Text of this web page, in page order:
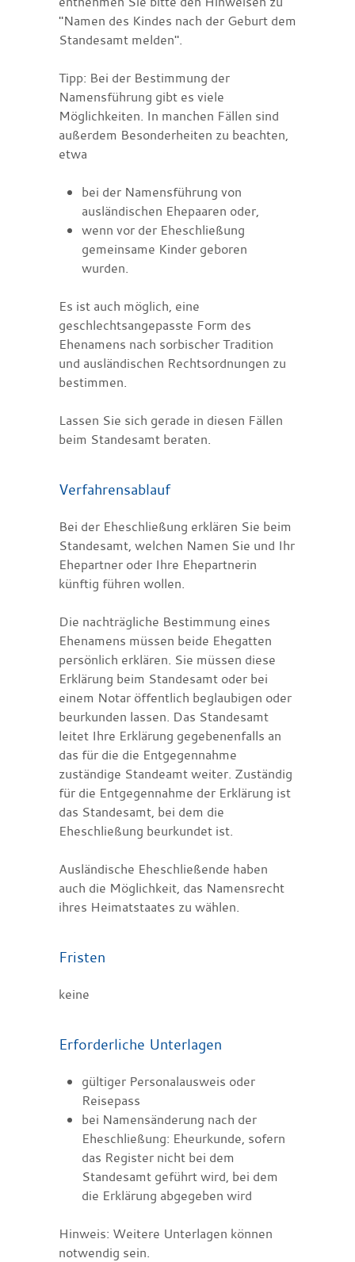
"Namen des Kindes nach der Geburt dem
Standesamt melden".
Tipp: Bei der Bestimmung der
Namensführung gibt es viele
Möglichkeiten. In manchen Fällen sind
außerdem Besonderheiten zu beachten,
etwa
bei der Namensführung von
ausländischen Ehepaaren oder,
wenn vor der Eheschließung
gemeinsame Kinder geboren
wurden.
Es ist auch möglich, eine
geschlechtsangepasste Form des
Ehenamens nach sorbischer Tradition
und ausländischen Rechtsordnungen zu
bestimmen.
Lassen Sie sich gerade in diesen Fällen
beim Standesamt beraten.
Verfahrensablauf
Bei der Eheschließung erklären Sie beim
Standesamt, welchen Namen Sie und Ihr
Ehepartner oder Ihre Ehepartnerin
künftig führen wollen.
Die nachträgliche Bestimmung eines
Ehenamens müssen beide Ehegatten
persönlich erklären. Sie müssen diese
Erklärung beim Standesamt oder bei
einem Notar öffentlich beglaubigen oder
beurkunden lassen. Das Standesamt
leitet Ihre Erklärung gegebenenfalls an
das für die die Entgegennahme
zuständige Standeamt weiter. Zuständig
für die Entgegennahme der Erklärung ist
das Standesamt, bei dem die
Eheschließung beurkundet ist.
Ausländische Eheschließende haben
auch die Möglichkeit, das Namensrecht
ihres Heimatstaates zu wählen.
Fristen
keine
Erforderliche Unterlagen
gültiger Personalausweis oder
Reisepass
bei Namensänderung nach der
Eheschließung: Eheurkunde, sofern
das Register nicht bei dem
Standesamt geführt wird, bei dem
die Erklärung abgegeben wird
Hinweis: Weitere Unterlagen können
notwendig sein.